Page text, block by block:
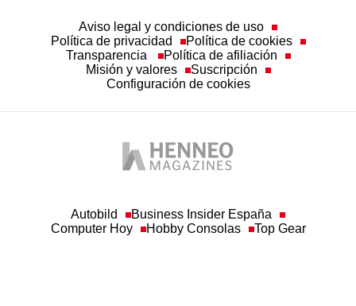
Aviso legal y condiciones de uso
Política de privacidad
Política de cookies
Transparencia
Política de afiliación
Misión y valores
Suscripción
Configuración de cookies
Autobild
Business Insider España
Computer Hoy
Hobby Consolas Top Gear